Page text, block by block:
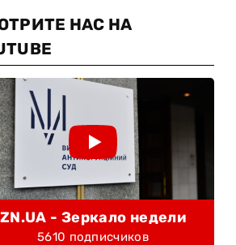
НАС НА
ZN.UA - Зеркало недели
5610 подписчиков